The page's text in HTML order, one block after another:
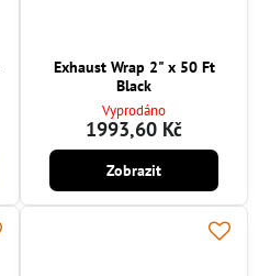
Exhaust Wrap 2" x 50 Ft
Black
Vyprodáno
1993,60 Kč
Zobrazit